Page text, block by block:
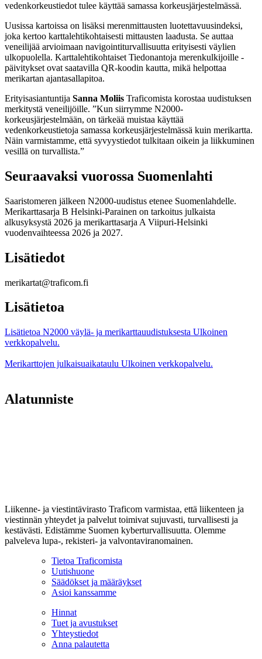
vedenkorkeustiedot tulee käyttää samassa korkeusjärjestelmässä.
Uusissa kartoissa on lisäksi merenmittausten luotettavuusindeksi,
joka kertoo karttalehtikohtaisesti mittausten laadusta. Se auttaa
veneilijää arvioimaan navigointiturvallisuutta erityisesti väylien
ulkopuolella. Karttalehtikohtaiset Tiedonantoja merenkulkijoille -
päivitykset ovat saatavilla QR-koodin kautta, mikä helpottaa
merikartan ajantasallapitoa.
Erityisasiantuntija Sanna Moliis Traficomista korostaa uudistuksen
merkitystä veneilijöille. ”Kun siirrymme N2000-
korkeusjärjestelmään, on tärkeää muistaa käyttää
vedenkorkeustietoja samassa korkeusjärjestelmässä kuin merikartta.
Näin varmistamme, että syvyystiedot tulkitaan oikein ja liikkuminen
vesillä on turvallista.”
Seuraavaksi vuorossa Suomenlahti
Saaristomeren jälkeen N2000-uudistus etenee Suomenlahdelle.
Merikarttasarja B Helsinki-Parainen on tarkoitus julkaista
alkusyksystä 2026 ja merikarttasarja A Viipuri-Helsinki
vuodenvaihteessa 2026 ja 2027.
Lisätiedot
merikartat@traficom.fi
Lisätietoa
Lisätietoa N2000 väylä- ja merikarttauudistuksesta Ulkoinen
verkkopalvelu.
Merikarttojen julkaisuaikataulu Ulkoinen verkkopalvelu.
Alatunniste
Liikenne- ja viestintävirasto Traficom varmistaa, että liikenteen ja
viestinnän yhteydet ja palvelut toimivat sujuvasti, turvallisesti ja
kestävästi. Edistämme Suomen kyberturvallisuutta. Olemme
palveleva lupa-, rekisteri- ja valvontaviranomainen.
Tietoa Traficomista
Uutishuone
Säädökset ja määräykset
Asioi kanssamme
Hinnat
Tuet ja avustukset
Yhteystiedot
Anna palautetta